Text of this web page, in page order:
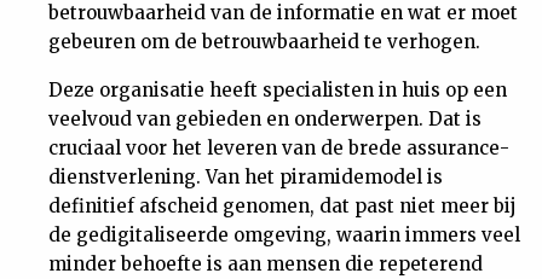
betrouwbaarheid van de informatie en wat er moet
gebeuren om de betrouwbaarheid te verhogen.
Deze organisatie heeft specialisten in huis op een
veelvoud van gebieden en onderwerpen. Dat is
cruciaal voor het leveren van de brede assurance-
dienstverlening. Van het piramidemodel is
definitief afscheid genomen, dat past niet meer bij
de gedigitaliseerde omgeving, waarin immers veel
minder behoefte is aan mensen die repeterend